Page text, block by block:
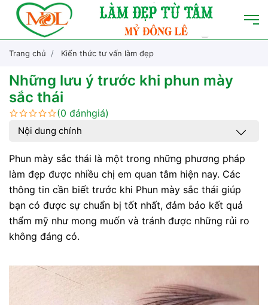
Trang chủ Kiến thức tư vấn làm đẹp
Những lưu ý trước khi phun mày
sắc thái
(0 đánhgiá)
Nội dung chính
Phun mày sắc thái là một trong những phương pháp
làm đẹp được nhiều chị em quan tâm hiện nay. Các
thông tin cần biết trước khi Phun mày sắc thái giúp
bạn có được sự chuẩn bị tốt nhất, đảm bảo kết quả
thẩm mỹ như mong muốn và tránh được những rủi ro
không đáng có.